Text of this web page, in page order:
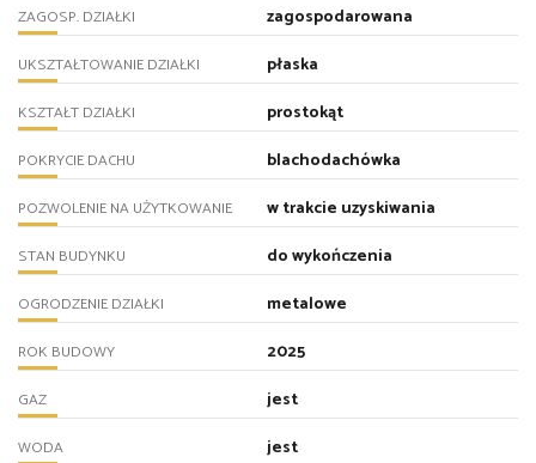
ZAGOSP. DZIAŁKI zagospodarowana
UKSZTAŁTOWANIE DZIAŁKI płaska
KSZTAŁT DZIAŁKI prostokąt
POKRYCIE DACHU blachodachówka
POZWOLENIE NA UŻYTKOWANIE w trakcie uzyskiwania
STAN BUDYNKU do wykończenia
OGRODZENIE DZIAŁKI metalowe
ROK BUDOWY 2025
GAZ jest
WODA jest